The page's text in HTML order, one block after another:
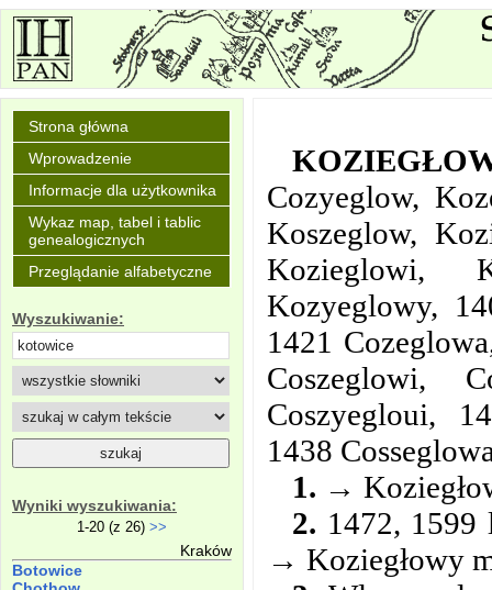
Strona główna
Wprowadzenie
Informacje dla użytkownika
Wykaz map, tabel i tablic
genealogicznych
Przeglądanie alfabetyczne
Wyszukiwanie:
Wyniki wyszukiwania:
1-20 (z 26) >>
Kraków
Botowice
Cozyeglow,
Koszeglow,
Kozieglowi,
Kozyeglowy,
1421
Coszeglowi,
Coszyegloui,
1438
1. →
2. 1472,
→ Koziegłowy